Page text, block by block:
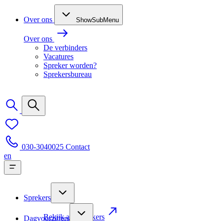
Over ons ShowSubMenu
Over ons
De verbinders
Vacatures
Spreker worden?
Sprekersbureau
030-3040025 Contact
en
Sprekers
Bekijk alle sprekers
Dagvoorzitters